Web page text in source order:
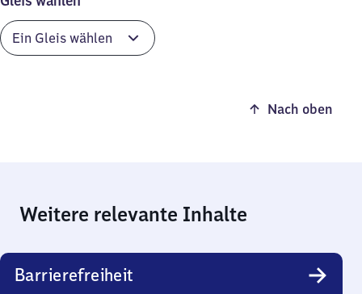
Nach oben
Weitere relevante Inhalte
Barrierefreiheit